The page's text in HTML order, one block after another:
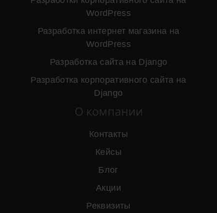
WordPress
Разработка интернет магазина на
WordPress
Разработка сайта на Django
Разработка корпоративного сайта на
Django
О компании
Контакты
Кейсы
Блог
Акции
Реквизиты